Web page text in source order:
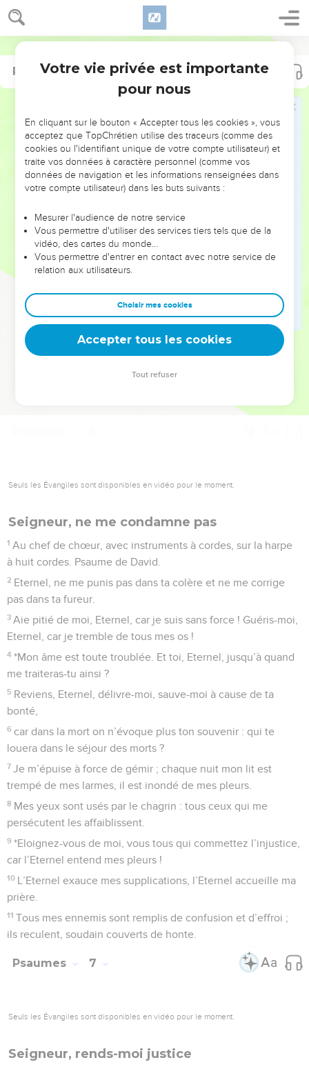
NE MANQUEZ PAS L’ÉVÉNEMENT
DE L’ANNÉE !
ET SI LEURS ERREURS POUVAIENT VOUS ÉVITER LES
VOTRES ?
leur foi ou leur vision. Mais on voit moins les doutes, les erreurs
et les saisons difficiles qu'ils ont traversés, alors même que ce
sont elles qui les ont façonnés.
Dans cette conférence, leaders, entrepreneurs, et responsables
clés pour avancer avec plus de sagesse afin que leurs erreurs
deviennent vos tremplins. Que vous guidiez un ministère, une
équipe, un groupe ou une famille, leur expérience est faite
Seuls les Évangiles sont disponibles en vidéo pour le moment.
Seigneur, ne me condamne pas
1 Au chef de chœur, avec instruments à cordes, sur la harpe
à huit cordes. Psaume de David.
2 Eternel, ne me punis pas dans ta colère et ne me corrige
pas dans ta fureur.
3 Aie pitié de moi, Eternel, car je suis sans force ! Guéris-moi,
Eternel, car je tremble de tous mes os !
4 *Mon âme est toute troublée. Et toi, Eternel, jusqu’à quand
me traiteras-tu ainsi ?
5 Reviens, Eternel, délivre-moi, sauve-moi à cause de ta
bonté,
6 car dans la mort on n’évoque plus ton souvenir : qui te
louera dans le séjour des morts ?
7 Je m’épuise à force de gémir ; chaque nuit mon lit est
trempé de mes larmes, il est inondé de mes pleurs.
8 Mes yeux sont usés par le chagrin : tous ceux qui me
persécutent les affaiblissent.
9 *Eloignez-vous de moi, vous tous qui commettez l’injustice,
car l’Eternel entend mes pleurs !
10 L’Eternel exauce mes supplications, l’Eternel accueille ma
prière.
11 Tous mes ennemis sont remplis de confusion et d’effroi ;
ils reculent, soudain couverts de honte.
Psaumes 7
Seuls les Évangiles sont disponibles en vidéo pour le moment.
Seigneur, rends-moi justice
Psaumes 18
Votre vie privée est importante
pour nous
En cliquant sur le bouton « Accepter tous les cookies », vous
acceptez que TopChrétien utilise des traceurs (comme des
cookies ou l'identifiant unique de votre compte utilisateur) et
traite vos données à caractère personnel (comme vos
données de navigation et les informations renseignées dans
votre compte utilisateur) dans les buts suivants :
Mesurer l'audience de notre service
Vous permettre d'utiliser des services tiers tels que de la
vidéo, des cartes du monde…
Vous permettre d'entrer en contact avec notre service de
relation aux utilisateurs.
Choisir mes cookies
Accepter tous les cookies
Tout refuser